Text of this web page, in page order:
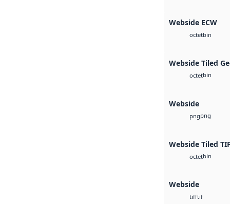
Webside ECW
octetbin
Webside Tiled
octetbin
Webside
pngpng
Webside Tiled
octetbin
Webside
tifftif